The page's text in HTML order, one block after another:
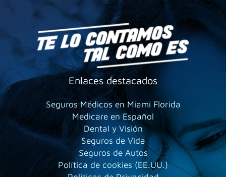
Enlaces destacados
Seguros Médicos en Miami Florida
Medicare en Español
Dental y Visión
Seguros de Vida
Seguros de Autos
Política de cookies (EE.UU.)